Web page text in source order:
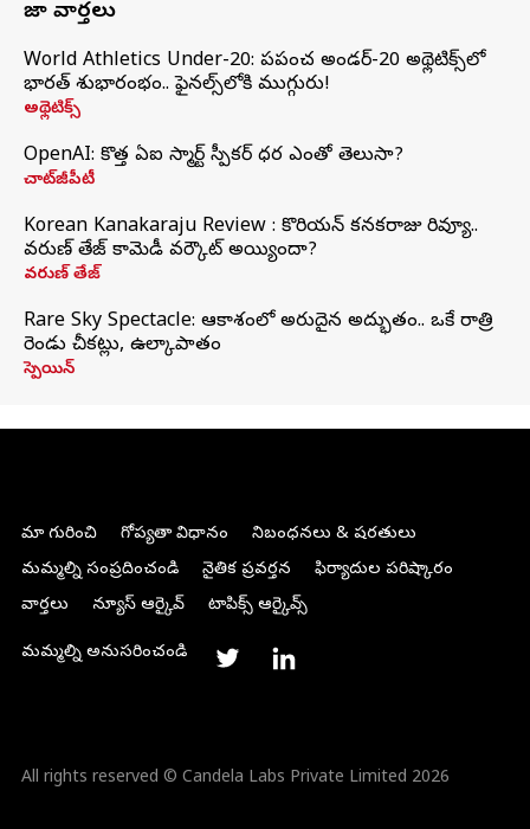
తాజా వార్తలు
World Athletics Under-20: ప్రపంచ అండర్-20 అథ్లెటిక్స్‌లో
భారత్‌ శుభారంభం.. ఫైనల్స్‌లోకి ముగ్గురు!
అథ్లెటిక్స్
OpenAI: కొత్త ఏఐ స్మార్ట్ స్పీకర్ ధర ఎంతో తెలుసా?
చాట్‌జీపీటీ
Korean Kanakaraju Review : కొరియన్ కనకరాజు రివ్యూ..
వరుణ్ తేజ్ కామెడీ వర్కౌట్ అయ్యిందా?
వరుణ్ తేజ్
Rare Sky Spectacle: ఆకాశంలో అరుదైన అద్భుతం.. ఒకే రాత్రి
రెండు చీకట్లు, ఉల్కాపాతం
స్పెయిన్
మా గురించి గోప్యతా విధానం
నిబంధనలు & షరతులు
మమ్మల్ని సంప్రదించండి
నైతిక ప్రవర్తన
ఫిర్యాదుల పరిష్కారం
వార్తలు
న్యూస్ ఆర్కైవ్ టాపిక్స్ ఆర్కైవ్స్
మమ్మల్ని అనుసరించండి
All rights reserved © Candela Labs Private Limited 2026